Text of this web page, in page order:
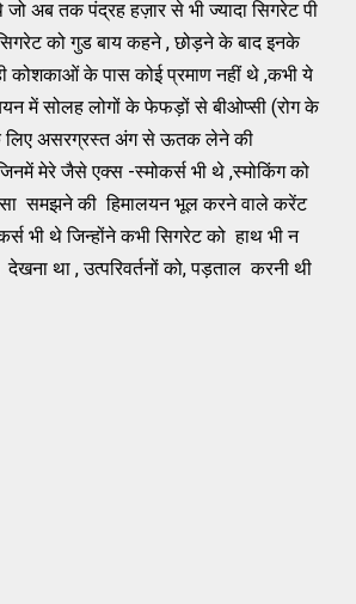
अब तक पंद्रह हज़ार से भी ज्यादा सिगरेट पी
को गुड बाय कहने , छोड़ने के बाद इनके
कोशकाओं के पास कोई प्रमाण नहीं थे ,कभी ये
में सोलह लोगों के फेफड़ों से बीओप्सी (रोग के
लिए असरग्रस्त अंग से ऊतक लेने की
जिनमें मेरे जैसे एक्स -स्मोकर्स भी थे ,स्मोकिंग को
समझने की हिमालयन भूल करने वाले करेंट
भी थे जिन्होंने कभी सिगरेट को हाथ भी न
था , उत्परिवर्तनों को, पड़ताल करनी थी